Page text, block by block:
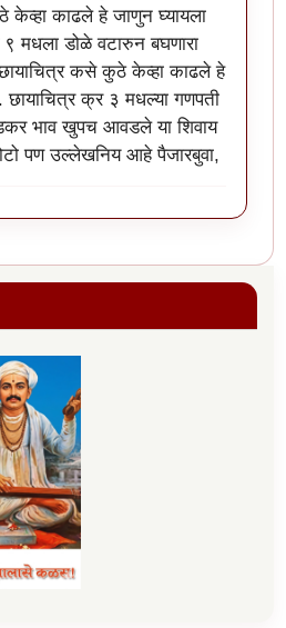
काढले हे जाणुन घ्यायला
मधला डोळे वटारुन बघणारा
कसे कुठे केव्हा काढले हे
क्र ३ मधल्या गणपती
भाव खुपच आवडले या शिवाय
पण उल्लेखनिय आहे पैजारबुवा,